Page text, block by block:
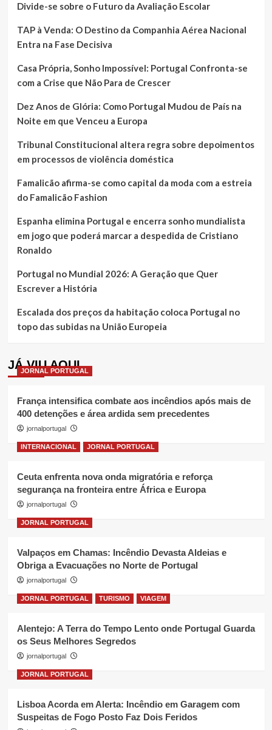
Divide-se sobre o Futuro da Avaliação Escolar
TAP à Venda: O Destino da Companhia Aérea Nacional
Entra na Fase Decisiva
Casa Própria, Sonho Impossível: Portugal Confronta-se
com a Crise que Não Para de Crescer
Dez Anos de Glória: Como Portugal Mudou de País na
Noite em que Venceu a Europa
Tribunal Constitucional altera regra sobre depoimentos
em processos de violência doméstica
Famalicão afirma-se como capital da moda com a estreia
do Famalicão Fashion
Espanha elimina Portugal e encerra sonho mundialista
em jogo que poderá marcar a despedida de Cristiano
Ronaldo
Portugal no Mundial 2026: A Geração que Quer
Escrever a História
Escalada dos preços da habitação coloca Portugal no
topo das subidas na União Europeia
JÁ VIU AQUI
JORNAL PORTUGAL
França intensifica combate aos incêndios após mais de
400 detenções e área ardida sem precedentes
jornalportugal
INTERNACIONAL JORNAL PORTUGAL
Ceuta enfrenta nova onda migratória e reforça
segurança na fronteira entre África e Europa
jornalportugal
JORNAL PORTUGAL
Valpaços em Chamas: Incêndio Devasta Aldeias e
Obriga a Evacuações no Norte de Portugal
jornalportugal
JORNAL PORTUGAL TURISMO VIAGEM
Alentejo: A Terra do Tempo Lento onde Portugal Guarda
os Seus Melhores Segredos
jornalportugal
JORNAL PORTUGAL
Lisboa Acorda em Alerta: Incêndio em Garagem com
Suspeitas de Fogo Posto Faz Dois Feridos